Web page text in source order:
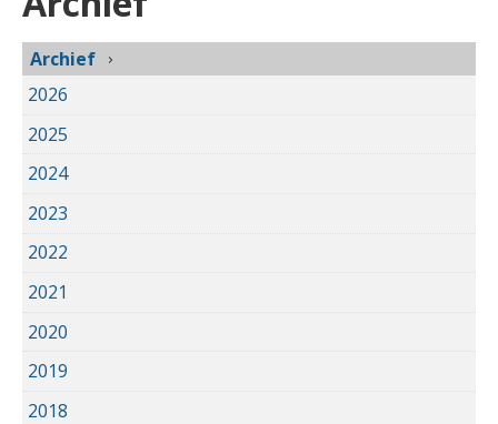
Archief
2026
2025
2024
2023
2022
2021
2020
2019
2018